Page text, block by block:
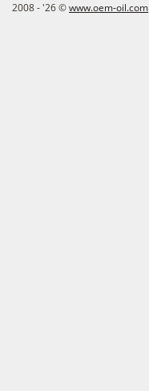
2008 - '26 ©www.oem-oil.com